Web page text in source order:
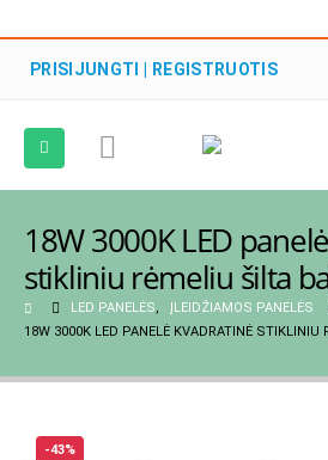
PRISIJUNGTI | REGISTRUOTIS
18W 3000K LED
stikliniu rėmeliu šilta
LED PANELĖS
ĮLEIDŽIAMOS PANELĖS
18W 3000K LED PANELĖ KVADRATINĖ STIKLINIU
-43%